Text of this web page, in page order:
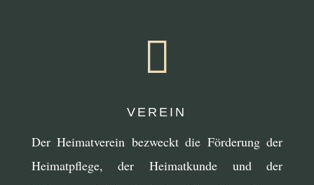

VEREIN
Der Heimatverein bezweckt die Förderung der
Heimatpflege, der Heimatkunde und der